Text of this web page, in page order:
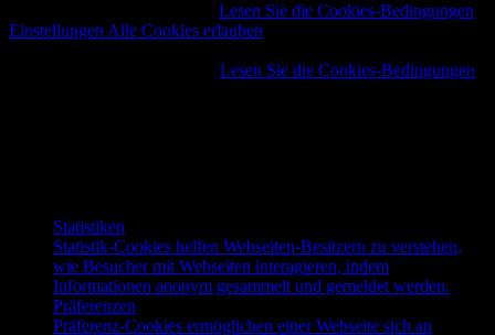
Lesen Sie die Cookies-Bedingungen
Einstellungen Alle Cookies erlauben
Lesen Sie die Cookies-Bedingungen
Statistiken
Statistik-Cookies helfen Webseiten-Besitzern zu verstehen,
wie Besucher mit Webseiten interagieren, indem
Informationen anonym gesammelt und gemeldet werden.
Präferenzen
Präferenz-Cookies ermöglichen einer Webseite sich an